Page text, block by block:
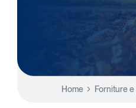
Home Forniture